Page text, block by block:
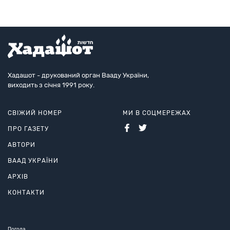
Хадашот - друкований орган Вааду України,
виходить з січня 1991 року.
СВІЖИЙ НОМЕР
ПРО ГАЗЕТУ
АВТОРИ
ВААД УКРАЇНИ
АРХІВ
КОНТАКТИ
МИ В СОЦМЕРЕЖАХ